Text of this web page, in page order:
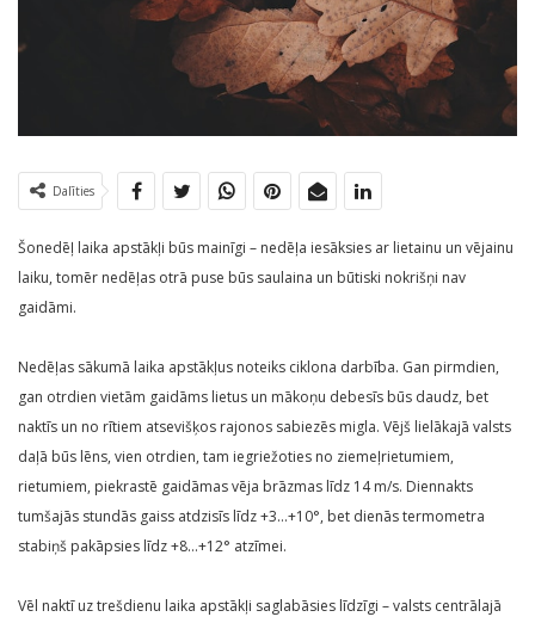
Dalīties
Šonedēļ laika apstākļi būs mainīgi – nedēļa iesāksies ar lietainu un vējainu
laiku, tomēr nedēļas otrā puse būs saulaina un būtiski nokrišņi nav
gaidāmi.
Nedēļas sākumā laika apstākļus noteiks ciklona darbība. Gan pirmdien,
gan otrdien vietām gaidāms lietus un mākoņu debesīs būs daudz, bet
naktīs un no rītiem atsevišķos rajonos sabiezēs migla. Vējš lielākajā valsts
daļā būs lēns, vien otrdien, tam iegriežoties no ziemeļrietumiem,
rietumiem, piekrastē gaidāmas vēja brāzmas līdz 14 m/s. Diennakts
tumšajās stundās gaiss atdzisīs līdz +3…+10°, bet dienās termometra
stabiņš pakāpsies līdz +8…+12° atzīmei.
Vēl naktī uz trešdienu laika apstākļi saglabāsies līdzīgi – valsts centrālajā